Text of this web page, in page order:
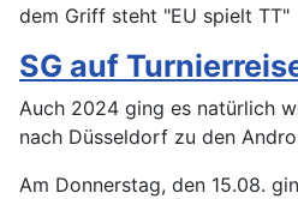
SG auf
Auch 2024 ging es natürlich
nach Düsseldorf zu den
Am Donnerstag, den 15.08.